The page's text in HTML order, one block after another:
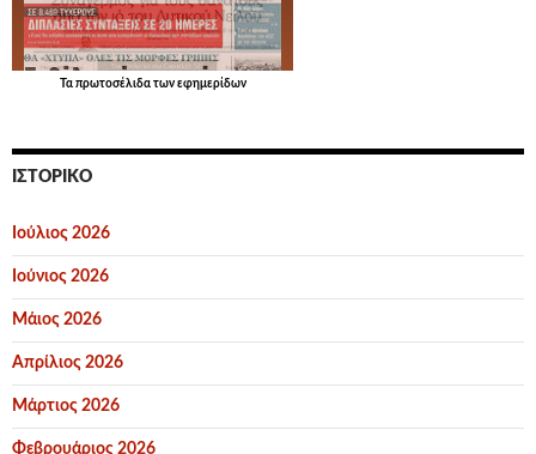
Τα πρωτοσέλιδατων εφημερίδων
ΙΣΤΟΡΙΚΌ
Ιούλιος 2026
Ιούνιος 2026
Μάιος 2026
Απρίλιος 2026
Μάρτιος 2026
Φεβρουάριος 2026